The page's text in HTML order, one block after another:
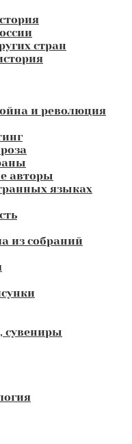
стран
и революция
авторы
языках
из собраний
сувениры